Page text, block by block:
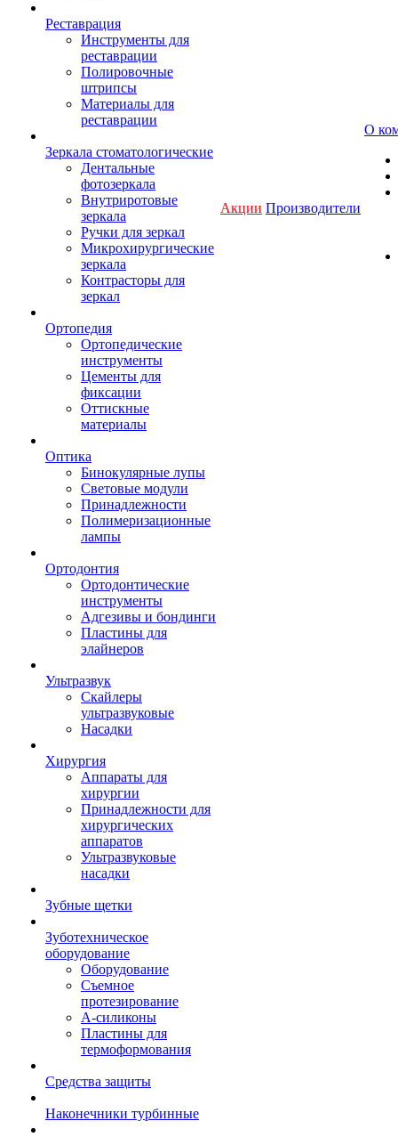
Реставрация
Инструменты для
реставрации
Полировочные
штрипсы
Материалы для
реставрации
Зеркала стоматологические
Дентальные
фотозеркала
Внутриротовые
зеркала
Ручки для зеркал
Микрохирургические
зеркала
Контрасторы для
зеркал
Ортопедия
Ортопедические
инструменты
Цементы для
фиксации
Оттискные
материалы
Оптика
Бинокулярные лупы
Световые модули
Принадлежности
Полимеризационные
лампы
Ортодонтия
Ортодонтические
инструменты
Адгезивы и бондинги
Пластины для
элайнеров
Ультразвук
Скайлеры
ультразвуковые
Насадки
Хирургия
Аппараты для
хирургии
Принадлежности для
хирургических
аппаратов
Ультразвуковые
насадки
Зубные щетки
Зуботехническое
оборудование
Оборудование
Съемное
протезирование
А-силиконы
Пластины для
термоформования
Средства защиты
Наконечники турбинные
Акции Производители
О